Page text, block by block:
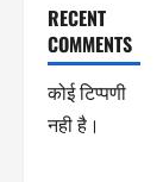
RECENT
COMMENTS
कोई टिप्पणी
नही है।